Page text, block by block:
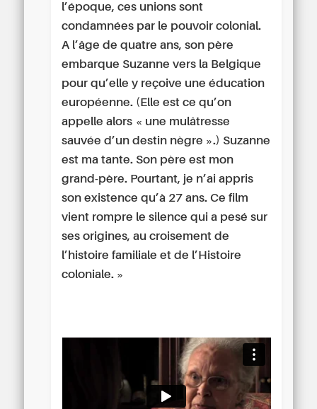
l’époque, ces unions sont
condamnées par le pouvoir colonial.
A l’âge de quatre ans, son père
embarque Suzanne vers la Belgique
pour qu’elle y reçoive une éducation
européenne. (Elle est ce qu’on
appelle alors « une mulâtresse
sauvée d’un destin nègre ».) Suzanne
est ma tante. Son père est mon
grand-père. Pourtant, je n’ai appris
son existence qu’à 27 ans. Ce film
vient rompre le silence qui a pesé sur
ses origines, au croisement de
l’histoire familiale et de l’Histoire
coloniale. »